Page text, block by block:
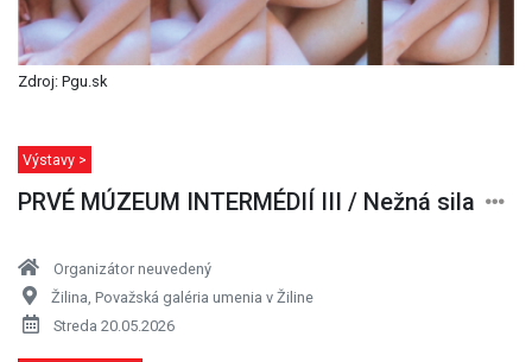
Zdroj: Pgu.sk
Výstavy >
PRVÉ MÚZEUM INTERMÉDIÍ III / Nežná sila
Organizátor neuvedený
Žilina, Považská galéria umenia v Žiline
Streda 20.05.2026